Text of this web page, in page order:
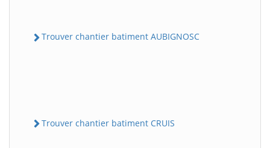
Trouver chantier batiment AUBIGNOSC
Trouver chantier batiment CRUIS